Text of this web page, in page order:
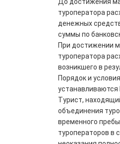
туроператора
денежных
суммы по
При достижении
туроператора
возникшего в
Порядок и
Турист,
объединения
временного
туроператоров в